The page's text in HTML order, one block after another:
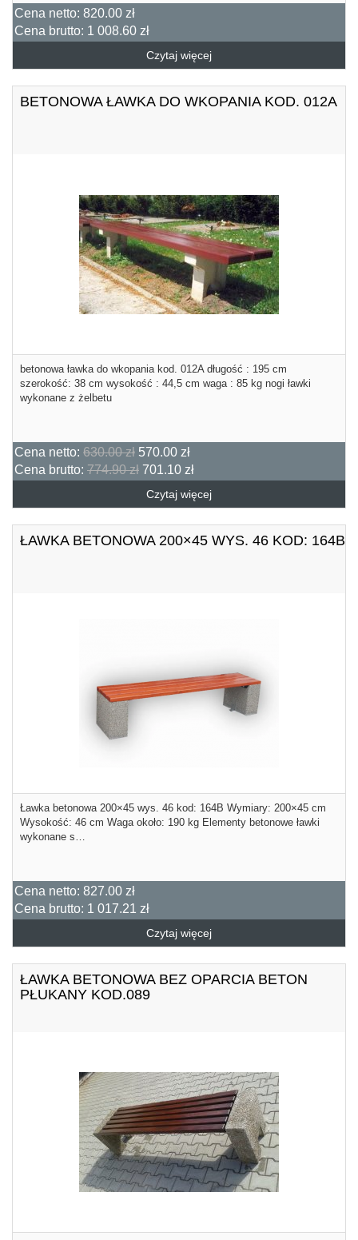
Cena netto: 820.00 zł
Cena brutto: 1 008.60 zł
Czytaj więcej
BETONOWA ŁAWKA DO WKOPANIA KOD. 012A
betonowa ławka do wkopania kod. 012A długość : 195 cm
szerokość: 38 cm wysokość : 44,5 cm waga : 85 kg nogi ławki
wykonane z żelbetu
Cena netto: 630.00 zł 570.00 zł
Cena brutto: 774.90 zł 701.10 zł
Czytaj więcej
ŁAWKA BETONOWA 200×45 WYS. 46 KOD: 164B
Ławka betonowa 200×45 wys. 46 kod: 164B Wymiary: 200×45 cm
Wysokość: 46 cm Waga około: 190 kg Elementy betonowe ławki
wykonane s…
Cena netto: 827.00 zł
Cena brutto: 1 017.21 zł
Czytaj więcej
ŁAWKA BETONOWA BEZ OPARCIA BETON
PŁUKANY KOD.089